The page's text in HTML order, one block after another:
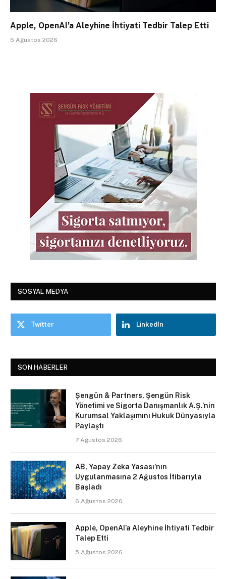
Apple, OpenAI’a Aleyhine İhtiyati Tedbir Talep Etti
5 Ağustos 2026
SOSYAL MEDYA
Twitter LinkedIn
SON HABERLER
Şengün & Partners, Şengün Risk
Yönetimi ve Sigorta Danışmanlık A.Ş.’nin
Kurumsal Yaklaşımını Hukuk Dünyasıyla
Paylaştı
7 Ağustos 2026
AB, Yapay Zeka Yasası’nın
Uygulanmasına 2 Ağustos İtibarıyla
Başladı
6 Ağustos 2026
Apple, OpenAI’a Aleyhine İhtiyati Tedbir
Talep Etti
5 Ağustos 2026